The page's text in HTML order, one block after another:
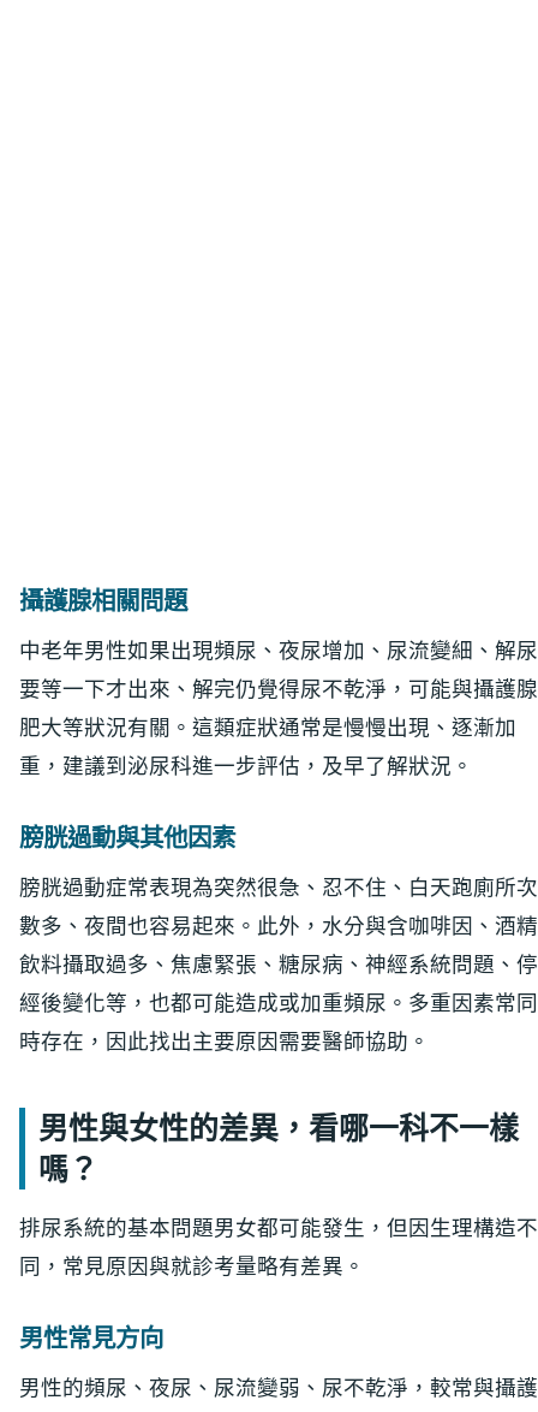
攝護腺相關問題
中老年男性如果出現頻尿、夜尿增加、尿流變細、解尿
要等一下才出來、解完仍覺得尿不乾淨，可能與攝護腺
肥大等狀況有關。這類症狀通常是慢慢出現、逐漸加
重，建議到泌尿科進一步評估，及早了解狀況。
膀胱過動與其他因素
膀胱過動症常表現為突然很急、忍不住、白天跑廁所次
數多、夜間也容易起來。此外，水分與含咖啡因、酒精
飲料攝取過多、焦慮緊張、糖尿病、神經系統問題、停
經後變化等，也都可能造成或加重頻尿。多重因素常同
時存在，因此找出主要原因需要醫師協助。
男性與女性的差異，看哪一科不一樣
嗎？
排尿系統的基本問題男女都可能發生，但因生理構造不
同，常見原因與就診考量略有差異。
男性常見方向
男性的頻尿、夜尿、尿流變弱、尿不乾淨，較常與攝護